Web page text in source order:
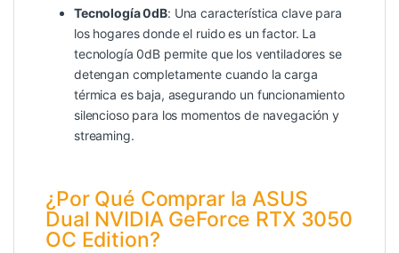
Tecnología 0dB: Una característica clave para
los hogares donde el ruido es un factor. La
tecnología 0dB permite que los ventiladores se
detengan completamente cuando la carga
térmica es baja, asegurando un funcionamiento
silencioso para los momentos de navegación y
streaming.
¿Por Qué Comprar la ASUS
Dual NVIDIA GeForce RTX 3050
OC Edition?